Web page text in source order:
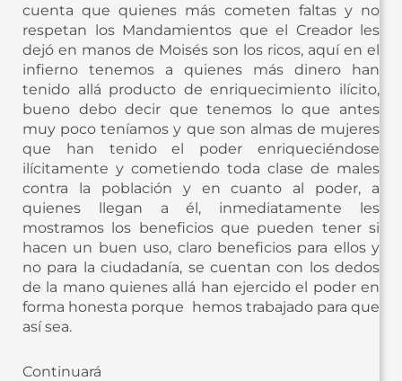
cuenta que quienes más cometen faltas y no
respetan los Mandamientos que el Creador les
dejó en manos de Moisés son los ricos, aquí en el
infierno tenemos a quienes más dinero han
tenido allá producto de enriquecimiento ilícito,
bueno debo decir que tenemos lo que antes
muy poco teníamos y que son almas de mujeres
que han tenido el poder enriqueciéndose
ilícitamente y cometiendo toda clase de males
contra la población y en cuanto al poder, a
quienes llegan a él, inmediatamente les
mostramos los beneficios que pueden tener si
hacen un buen uso, claro beneficios para ellos y
no para la ciudadanía, se cuentan con los dedos
de la mano quienes allá han ejercido el poder en
forma honesta porque hemos trabajado para que
así sea.
Continuará